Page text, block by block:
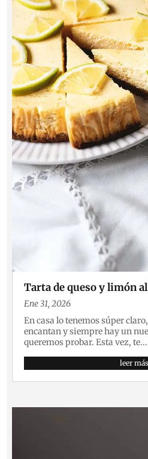
Tarta de queso y limón
Ene 31, 2026
En casa lo tenemos súper
encantan y siempre hay un
queremos probar. Esta vez, te...
leer más